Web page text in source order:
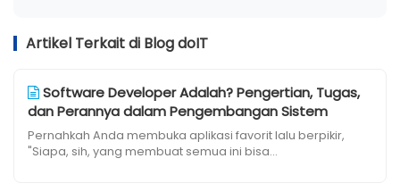
Artikel Terkait di Blog doIT
Software Developer Adalah? Pengertian, Tugas,
dan Perannya dalam Pengembangan Sistem
Pernahkah Anda membuka aplikasi favorit lalu berpikir,
"Siapa, sih, yang membuat semua ini bisa...